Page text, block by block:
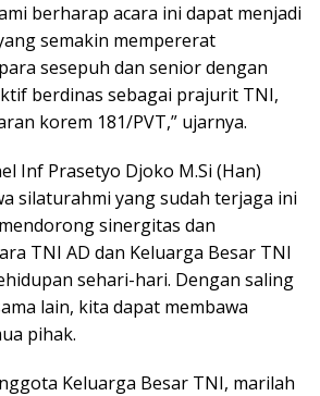
berharap acara ini dapat menjadi
semakin mempererat
sesepuh dan senior dengan
berdinas sebagai prajurit TNI,
korem 181/PVT,” ujarnya.
Inf Prasetyo Djoko M.Si (Han)
silaturahmi yang sudah terjaga ini
sinergitas dan
TNI AD dan Keluarga Besar TNI
sehari-hari. Dengan saling
lain, kita dapat membawa
pihak.
Keluarga Besar TNI, marilah